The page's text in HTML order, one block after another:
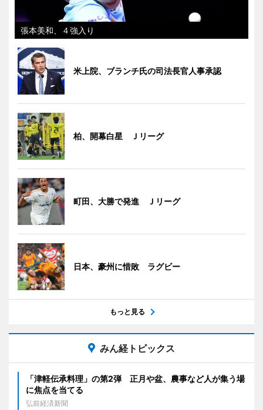
張本美和、４強入り
米上院、ブランチ氏の司法長官人事承認
柏、開幕白星 Ｊリーグ
町田、大勝で発進 Ｊリーグ
日本、豪州に惜敗 ラグビー
もっと見る
みん経トピックス
「津軽伝承料理」の第2弾 正月や盆、農事など人が集う場
に焦点を当てる
弘前経済新聞